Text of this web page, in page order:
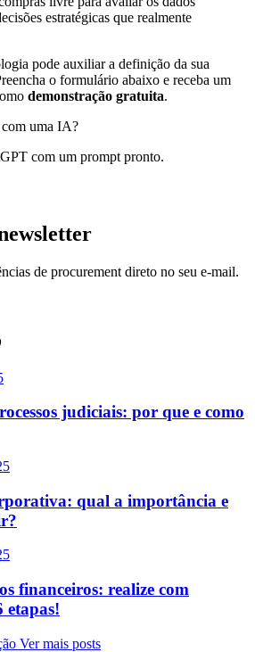
estratégicas que realmente
pode auxiliar a definição da sua
o formulário abaixo e receba um
demonstração gratuita.
com uma IA?
com um prompt pronto.
de procurement direto no seu e-mail.
judiciais: por que e como
qual a importância e
financeiros: realize com
etapas!
Ver mais posts